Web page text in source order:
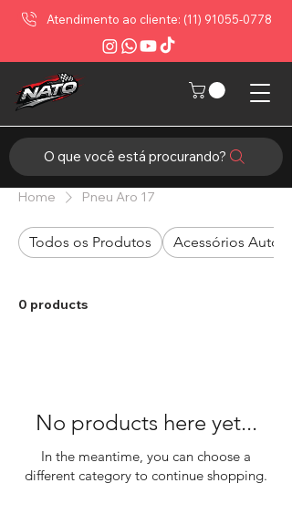
O que você está procurando?
Atendimento ao cliente: (11) 91055-0778
Home Pneu Aro 17
Todos os Produtos Acessórios
0 products
No products here yet...
In the meantime, you can choose a
different category to continue shopping.